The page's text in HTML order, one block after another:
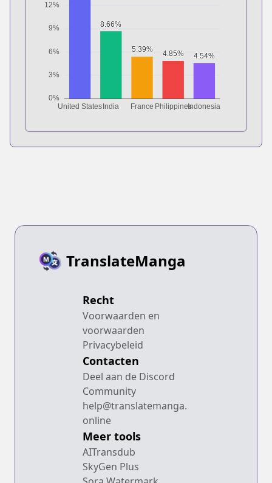
TranslateManga
Recht
Voorwaarden en
voorwaarden
Privacybeleid
Contacten
Deel aan de Discord
Community
help@translatemanga.
online
Meer tools
AITransdub
SkyGen Plus